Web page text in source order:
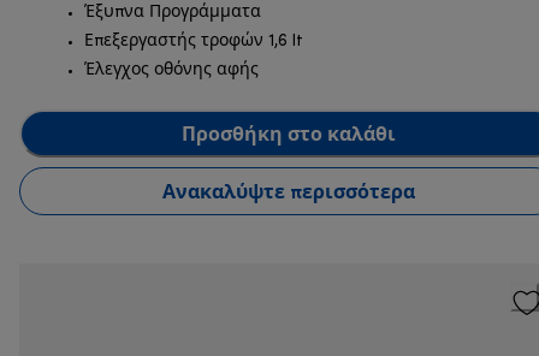
Έξυπνα Προγράμματα
Επεξεργαστής τροφών 1,6 lt
Έλεγχος οθόνης αφής
Προσθήκη στο καλάθι
Ανακαλύψτε περισσότερα